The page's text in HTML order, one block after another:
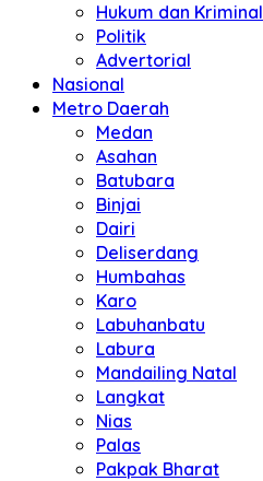
Hukum dan Kriminal
Politik
Advertorial
Nasional
Metro Daerah
Medan
Asahan
Batubara
Binjai
Dairi
Deliserdang
Humbahas
Karo
Labuhanbatu
Labura
Mandailing Natal
Langkat
Nias
Palas
Pakpak Bharat